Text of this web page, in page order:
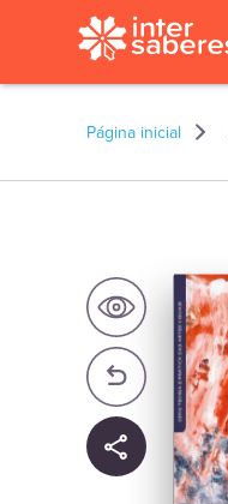
Página inicial